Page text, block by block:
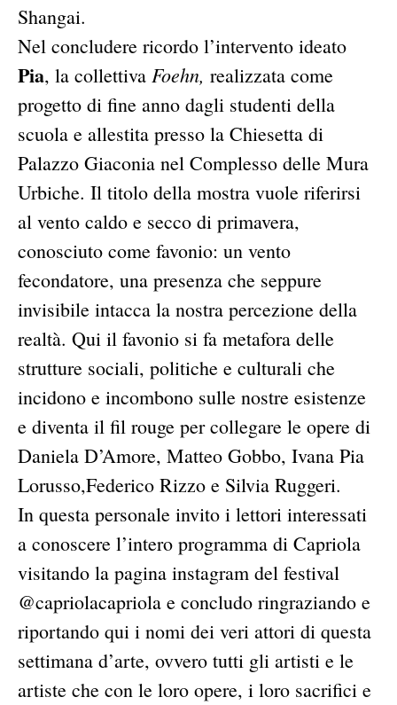
Shangai.
Nel concludere ricordo l’intervento ideato
Pia, la collettiva Foehn, realizzata come
progetto di fine anno dagli studenti della
scuola e allestita presso la Chiesetta di
Palazzo Giaconia nel Complesso delle Mura
Urbiche. Il titolo della mostra vuole riferirsi
al vento caldo e secco di primavera,
conosciuto come favonio: un vento
fecondatore, una presenza che seppure
invisibile intacca la nostra percezione della
realtà. Qui il favonio si fa metafora delle
strutture sociali, politiche e culturali che
incidono e incombono sulle nostre esistenze
e diventa il fil rouge per collegare le opere di
Daniela D’Amore, Matteo Gobbo, Ivana Pia
Lorusso,Federico Rizzo e Silvia Ruggeri.
In questa personale invito i lettori interessati
a conoscere l’intero programma di Capriola
visitando la pagina instagram del festival
@capriolacapriola e concludo ringraziando e
riportando qui i nomi dei veri attori di questa
settimana d’arte, ovvero tutti gli artisti e le
artiste che con le loro opere, i loro sacrifici e